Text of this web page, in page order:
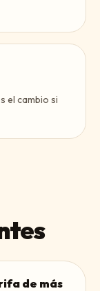
el cambio si
de más